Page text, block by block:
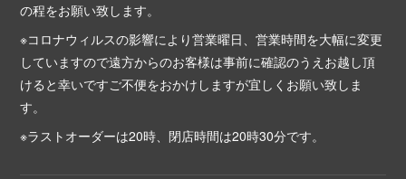
の程をお願い致します。
※コロナウィルスの影響により営業曜日、営業時間を大幅に変更
していますので遠方からのお客様は事前に確認のうえお越し頂
けると幸いですご不便をおかけしますが宜しくお願い致しま
す。
※ラストオーダーは20時、閉店時間は20時30分です。